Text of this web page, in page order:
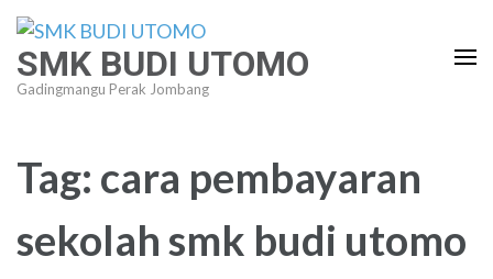
Lompat
konten
(Tekan
SMK BUDI UTOMO
Gadingmangu Perak Jombang
Tag: cara pembayaran
sekolah smk budi utomo